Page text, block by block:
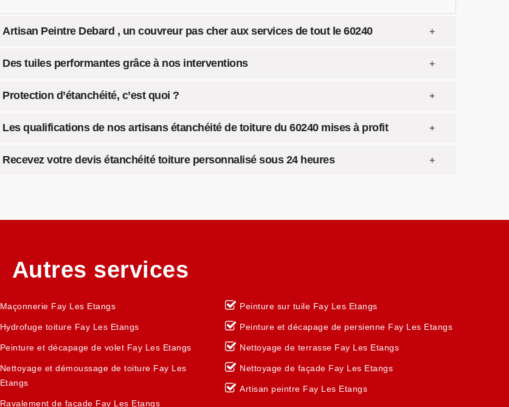
Artisan Peintre Debard , un couvreur pas cher aux services de tout le 60240
Des tuiles performantes grâce à nos interventions
Protection d’étanchéité, c’est quoi ?
Les qualifications de nos artisans étanchéité de toiture du 60240 mises à profit
Recevez votre devis étanchéité toiture personnalisé sous 24 heures
Autres services
Maçonnerie Fay Les Etangs
Hydrofuge toiture Fay Les Etangs
Peinture et décapage de volet Fay Les Etangs
Nettoyage et démoussage de toiture Fay Les
Etangs
Ravalement de façade Fay Les Etangs
Peinture sur tuile Fay Les Etangs
Peinture et décapage de persienne Fay Les Etangs
Nettoyage de terrasse Fay Les Etangs
Nettoyage de façade Fay Les Etangs
Artisan peintre Fay Les Etangs